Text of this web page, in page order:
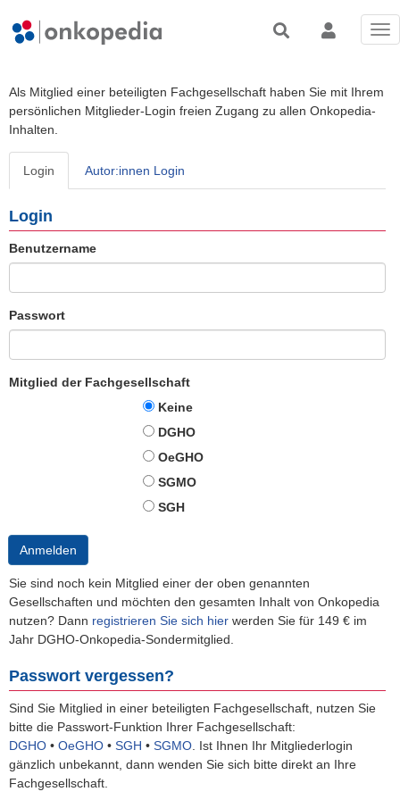
Als Mitglied einer beteiligten Fachgesellschaft haben Sie mit Ihrem
persönlichen Mitglieder-Login freien Zugang zu allen Onkopedia-
Inhalten.
Login Autor:innen Login
Login
Benutzername
Passwort
Mitglied der Fachgesellschaft
Keine
DGHO
OeGHO
SGMO
SGH
Anmelden
Sie sind noch kein Mitglied einer der oben genannten
Gesellschaften und möchten den gesamten Inhalt von Onkopedia
nutzen? Dann registrieren Sie sich hier werden Sie für 149 € im
Jahr DGHO-Onkopedia-Sondermitglied.
Passwort vergessen?
Sind Sie Mitglied in einer beteiligten Fachgesellschaft, nutzen Sie
bitte die Passwort-Funktion Ihrer Fachgesellschaft:
DGHO • OeGHO • SGH • SGMO Ist Ihnen Ihr Mitgliederlogin
gänzlich unbekannt, dann wenden Sie sich bitte direkt an Ihre
Fachgesellschaft.